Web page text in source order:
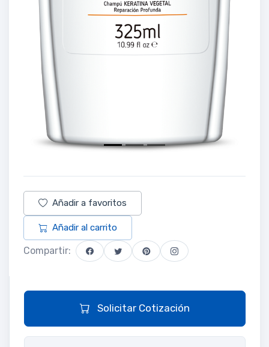
Añadir a favoritos
Añadir al carrito
Compartir:
Solicitar Cotización